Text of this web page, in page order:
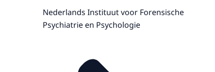
Nederlands Instituut voor Forensische
Psychiatrie en Psychologie